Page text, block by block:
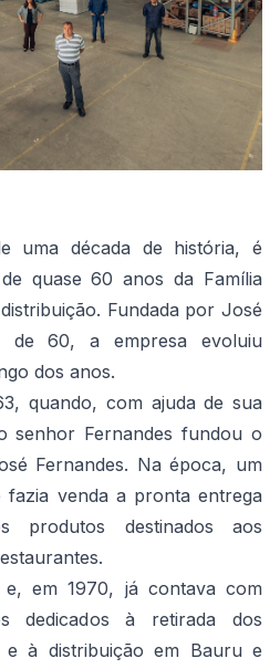
uma década de história, é
quase 60 anos da Família
Fundada por José
de 60, a empresa evoluiu
dos anos.
quando, com ajuda de sua
senhor Fernandes fundou o
Fernandes. Na época, um
fazia venda a pronta entrega
produtos destinados aos
em 1970, já contava com
dedicados à retirada dos
à distribuição em Bauru e